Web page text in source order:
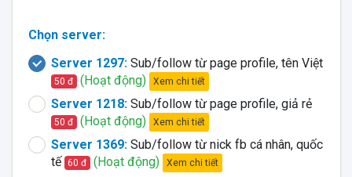
Chọn server:
Server 1297:Sub/follow từ page profile, tên Việt
50 đ (Hoạt động) Xem chi tiết
Server 1218:Sub/follow từ page profile, giả rẻ
50 đ (Hoạt động) Xem chi tiết
Server 1369:Sub/follow từ nick fb cá nhân, quốc
tế 60 đ (Hoạt động) Xem chi tiết